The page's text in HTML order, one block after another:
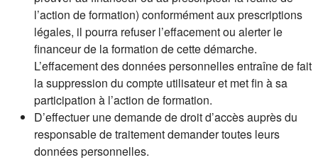
l’action de formation) conformément aux prescriptions
légales, il pourra refuser l’effacement ou alerter le
financeur de la formation de cette démarche.
L’effacement des données personnelles entraîne de fait
la suppression du compte utilisateur et met fin à sa
participation à l’action de formation.
D’effectuer une demande de droit d’accès auprès du
responsable de traitement demander toutes leurs
données personnelles.